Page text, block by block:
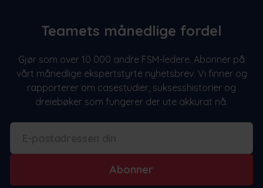
Teamets månedlige fordel
Gjør som over 10 000 andre FSM-ledere. Abonner på
vårt månedlige ekspertstyrte nyhetsbrev. Vi finner og
rapporterer om casestudier, suksesshistorier og
dreiebøker som fungerer der ute akkurat nå.
Abonner